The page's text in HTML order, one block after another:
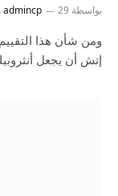
بواسطة admincp 29 مايو، 2026
ومن شأن هذا
إتش أن يجعل